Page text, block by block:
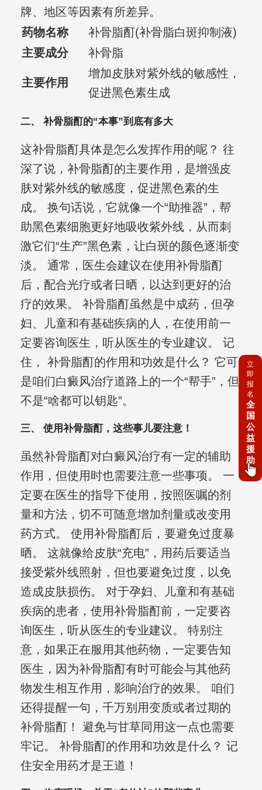
牌、地区等因素有所差异。
药物名称
补骨脂酊(补骨脂白斑抑制液)
主要成分
补骨脂
主要作用
增加皮肤对紫外线的敏感性，
促进黑色素生成
二、 补骨脂酊的“本事”到底有多大
这补骨脂酊具体是怎么发挥作用的呢？ 往
深了说，补骨脂酊的主要作用，是增强皮
肤对紫外线的敏感度，促进黑色素的生
成。 换句话说，它就像一个“助推器”，帮
助黑色素细胞更好地吸收紫外线，从而刺
激它们“生产”黑色素，让白斑的颜色逐渐变
淡。 通常，医生会建议在使用补骨脂酊
后，配合光疗或者日晒，以达到更好的治
疗的效果。 补骨脂酊虽然是中成药，但孕
妇、儿童和有基础疾病的人，在使用前一
定要咨询医生，听从医生的专业建议。 记
住， 补骨脂酊的作用和功效是什么？ 它可
是咱们白癜风治疗道路上的一个“帮手”，但
不是“啥都可以钥匙”。
三、 使用补骨脂酊，这些事儿要注意！
虽然补骨脂酊对白癜风治疗有一定的辅助
作用，但使用时也需要注意一些事项。 一
定要在医生的指导下使用，按照医嘱的剂
量和方法，切不可随意增加剂量或改变用
药方式。 使用补骨脂酊后，要避免过度暴
晒。 这就像给皮肤“充电”，用药后要适当
接受紫外线照射，但也要避免过度，以免
造成皮肤损伤。 对于孕妇、儿童和有基础
疾病的患者，使用补骨脂酊前，一定要咨
询医生，听从医生的专业建议。 特别注
意，如果正在服用其他药物，一定要告知
医生，因为补骨脂酊有时可能会与其他药
物发生相互作用，影响治疗的效果。 咱们
还得提醒一句，千万别用变质或者过期的
补骨脂酊！ 避免与甘草同用这一点也需要
牢记。 补骨脂酊的作用和功效是什么？ 记
住安全用药才是王道！
立
即
报
名
全
国
公
益
援
助